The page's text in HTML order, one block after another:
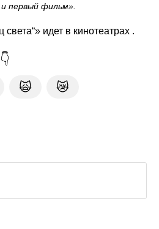
первый фильм».
идет в кинотеатрах .
🙀 😿